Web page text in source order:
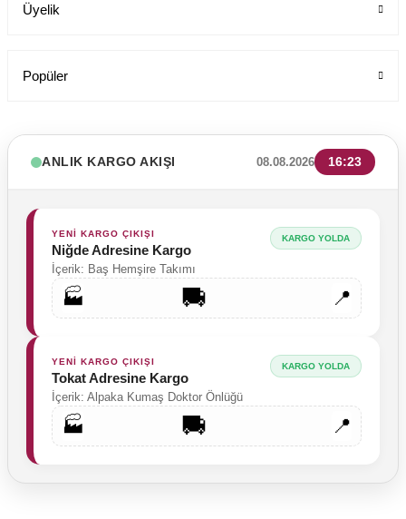
Üyelik
Popüler
ANLIK KARGO AKIŞI 08.08.2026 16:23
YENİ KARGO ÇIKIŞI
Niğde Adresine Kargo
İçerik: Baş Hemşire Takımı
KARGO YOLDA
🏭 🚚 📍
YENİ KARGO ÇIKIŞI
Tokat Adresine Kargo
İçerik: Alpaka Kumaş Doktor Önlüğü
KARGO YOLDA
🏭 🚚 📍